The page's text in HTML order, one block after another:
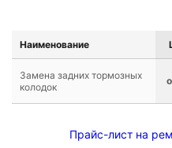
Наименование
Замена задних тормозных
колодок
Прайс-лист на